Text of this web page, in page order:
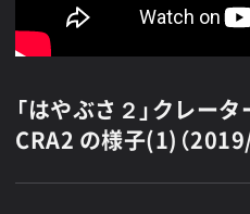
「はやぶさ２」クレー
CRA2 の様子(1)（